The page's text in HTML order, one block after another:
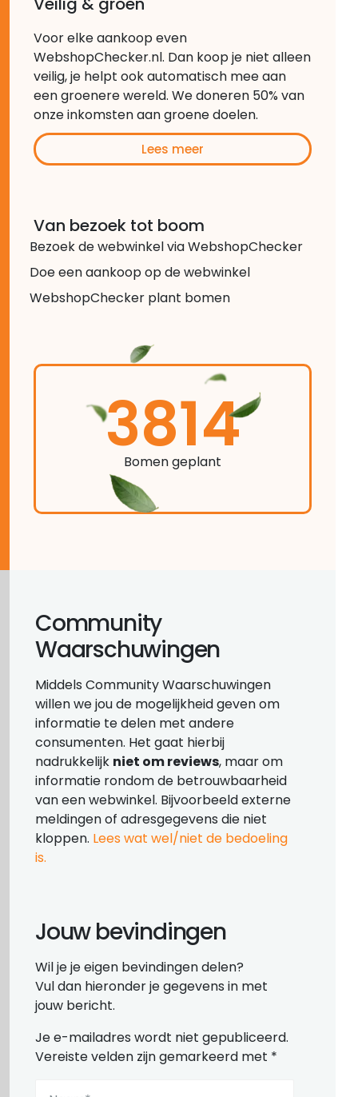
Voor elke aankoop even
WebshopChecker.nl. Dan koop je niet alleen
veilig, je helpt ook automatisch mee aan
een groenere wereld. We doneren 50% van
onze inkomsten aan groene doelen.
Lees meer
Van bezoek tot boom
Bezoek de webwinkel via WebshopChecker
Doe een aankoop op de webwinkel
WebshopChecker plant bomen
3814
Bomen geplant
Community
Waarschuwingen
Middels Community Waarschuwingen
willen we jou de mogelijkheid geven om
informatie te delen met andere
consumenten. Het gaat hierbij
nadrukkelijk niet om reviews, maar om
informatie rondom de betrouwbaarheid
van een webwinkel. Bijvoorbeeld externe
meldingen of adresgegevens die niet
kloppen. Lees wat wel/niet de bedoeling
is.
Jouw bevindingen
Wil je je eigen bevindingen delen?
Vul dan hieronder je gegevens in met
jouw bericht.
Je e-mailadres wordt niet gepubliceerd.
Vereiste velden zijn gemarkeerd met *